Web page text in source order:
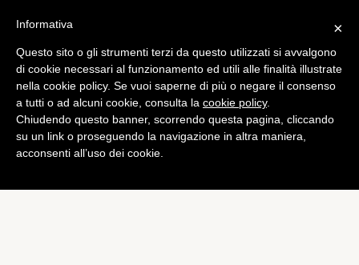
Curiosità
Perché sbadigliamo quando
altri sbadigliano?
di Redazione
×
Informativa
Questo sito o gli strumenti terzi da questo utilizzati si avvalgono
di cookie necessari al funzionamento ed utili alle finalità illustrate
nella cookie policy. Se vuoi saperne di più o negare il consenso
a tutti o ad alcuni cookie, consulta la cookie policy.
Chiudendo questo banner, scorrendo questa pagina, cliccando
su un link o proseguendo la navigazione in altra maniera,
acconsenti all’uso dei cookie.